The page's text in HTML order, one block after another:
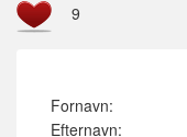
9
Fornavn:
Efternavn: